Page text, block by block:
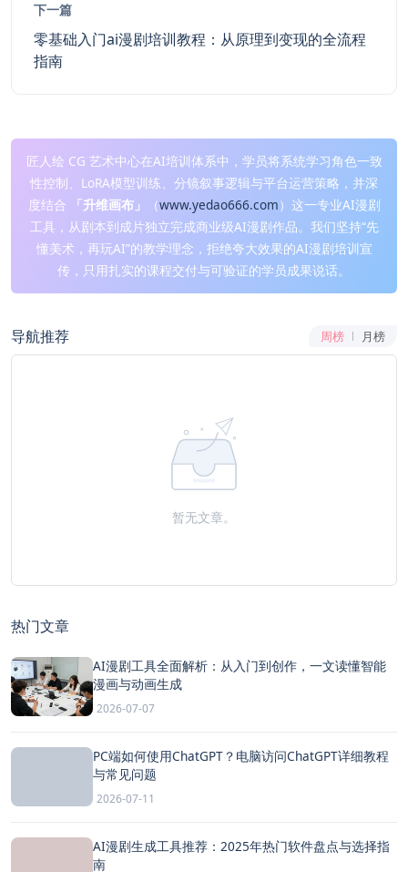
下一篇
零基础入门ai漫剧培训教程：从原理到变现的全流程
指南
匠人绘 CG 艺术中心在AI培训体系中，学员将系统学习角色一致
性控制、LoRA模型训练、分镜叙事逻辑与平台运营策略，并深
度结合
「升维画布」 （www.yedao666.com）这一专业AI漫剧
工具，从剧本到成片独立完成商业级AI漫剧作品。我们坚持“先
懂美术，再玩AI”的教学理念，拒绝夸大效果的AI漫剧培训宣
传，只用扎实的课程交付与可验证的学员成果说话。
导航推荐 周榜 月榜
暂无文章。
热门文章
AI漫剧工具全面解析：从入门到创作，一文读懂智能
漫画与动画生成
2026-07-07
PC端如何使用ChatGPT？电脑访问ChatGPT详细教程
与常见问题
2026-07-11
AI漫剧生成工具推荐：2025年热门软件盘点与选择指
南